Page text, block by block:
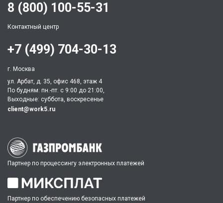
Партнер по процессингу электронных платежей
Партнер по обеспечению безопасных платежей
8 (800) 100-55-31
Контактный центр
+7 (499) 704-30-13
г. Москва
ул. Арбат, д. 35, офис 468, этаж 4
По будням: пн.-пт. c 9:00 до 21:00,
Выходные: суббота, воскресенье
client@work5.ru